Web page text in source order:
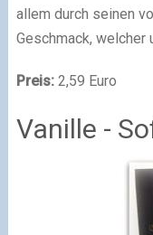
allem durch seinen
Geschmack, welcher
Preis:2,59 Euro
Vanille -